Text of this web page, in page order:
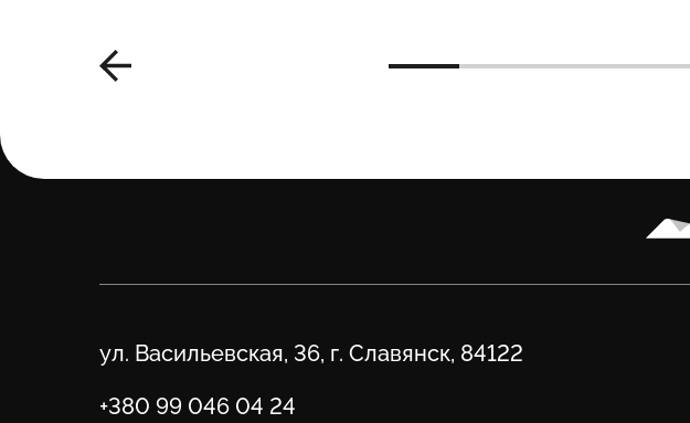
Адрес
ул. Васильевская, 36, г. Славянск, 84122
Телефон
+380 99 046 04 24